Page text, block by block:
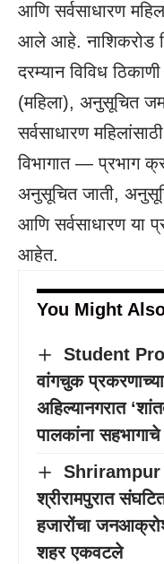
आणि सर्वसाधारण
आले आहे. नाशिकरोड
दरम्यान विविध
(महिला), अनुसूचित
सर्वसाधारण
विभागात — प्रभाग
अनुसूचित जाती,
आणि सर्वसाधारण या
आहेत.
You Might
Student
वांगचुक प्रकरणाच्या
अहिल्यानगरात
पालकांना
Shrirampur
श्रीरामपुरात
हजारोंचा जनआक्रोश
शहर एकवटले